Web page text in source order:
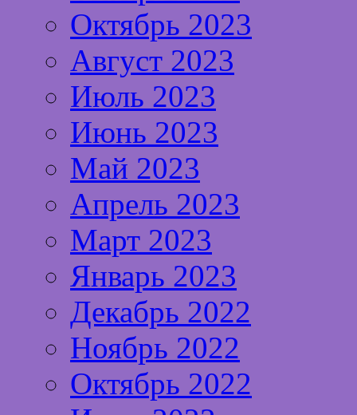
Октябрь 2023
Август 2023
Июль 2023
Июнь 2023
Май 2023
Апрель 2023
Март 2023
Январь 2023
Декабрь 2022
Ноябрь 2022
Октябрь 2022